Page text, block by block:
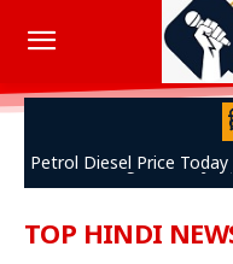
Petrol Diesel Price Today :
जानिए पटना और
NEET Exam Paper
एक्शन में NTA, 47
TOP HINDI